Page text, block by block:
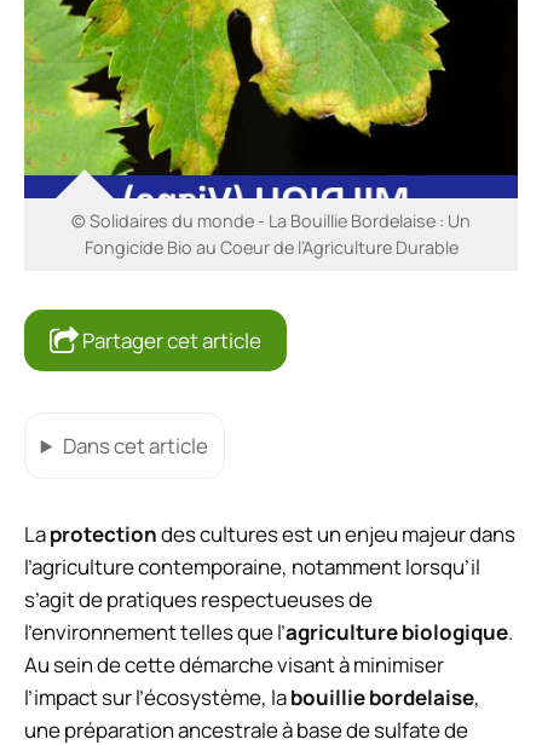
© Solidaires du monde - La Bouillie Bordelaise : Un
Fongicide Bio au Coeur de l’Agriculture Durable
Partager cet article
Dans cet article
Laprotectiondes cultures est un enjeu majeur dans
l’agriculture contemporaine, notamment lorsqu’il
s’agit de pratiques respectueuses de
l’environnement telles que l’agriculture biologique.
Au sein de cette démarche visant à minimiser
l’impact sur l’écosystème, labouillie bordelaise,
une préparation ancestrale à base de sulfate de